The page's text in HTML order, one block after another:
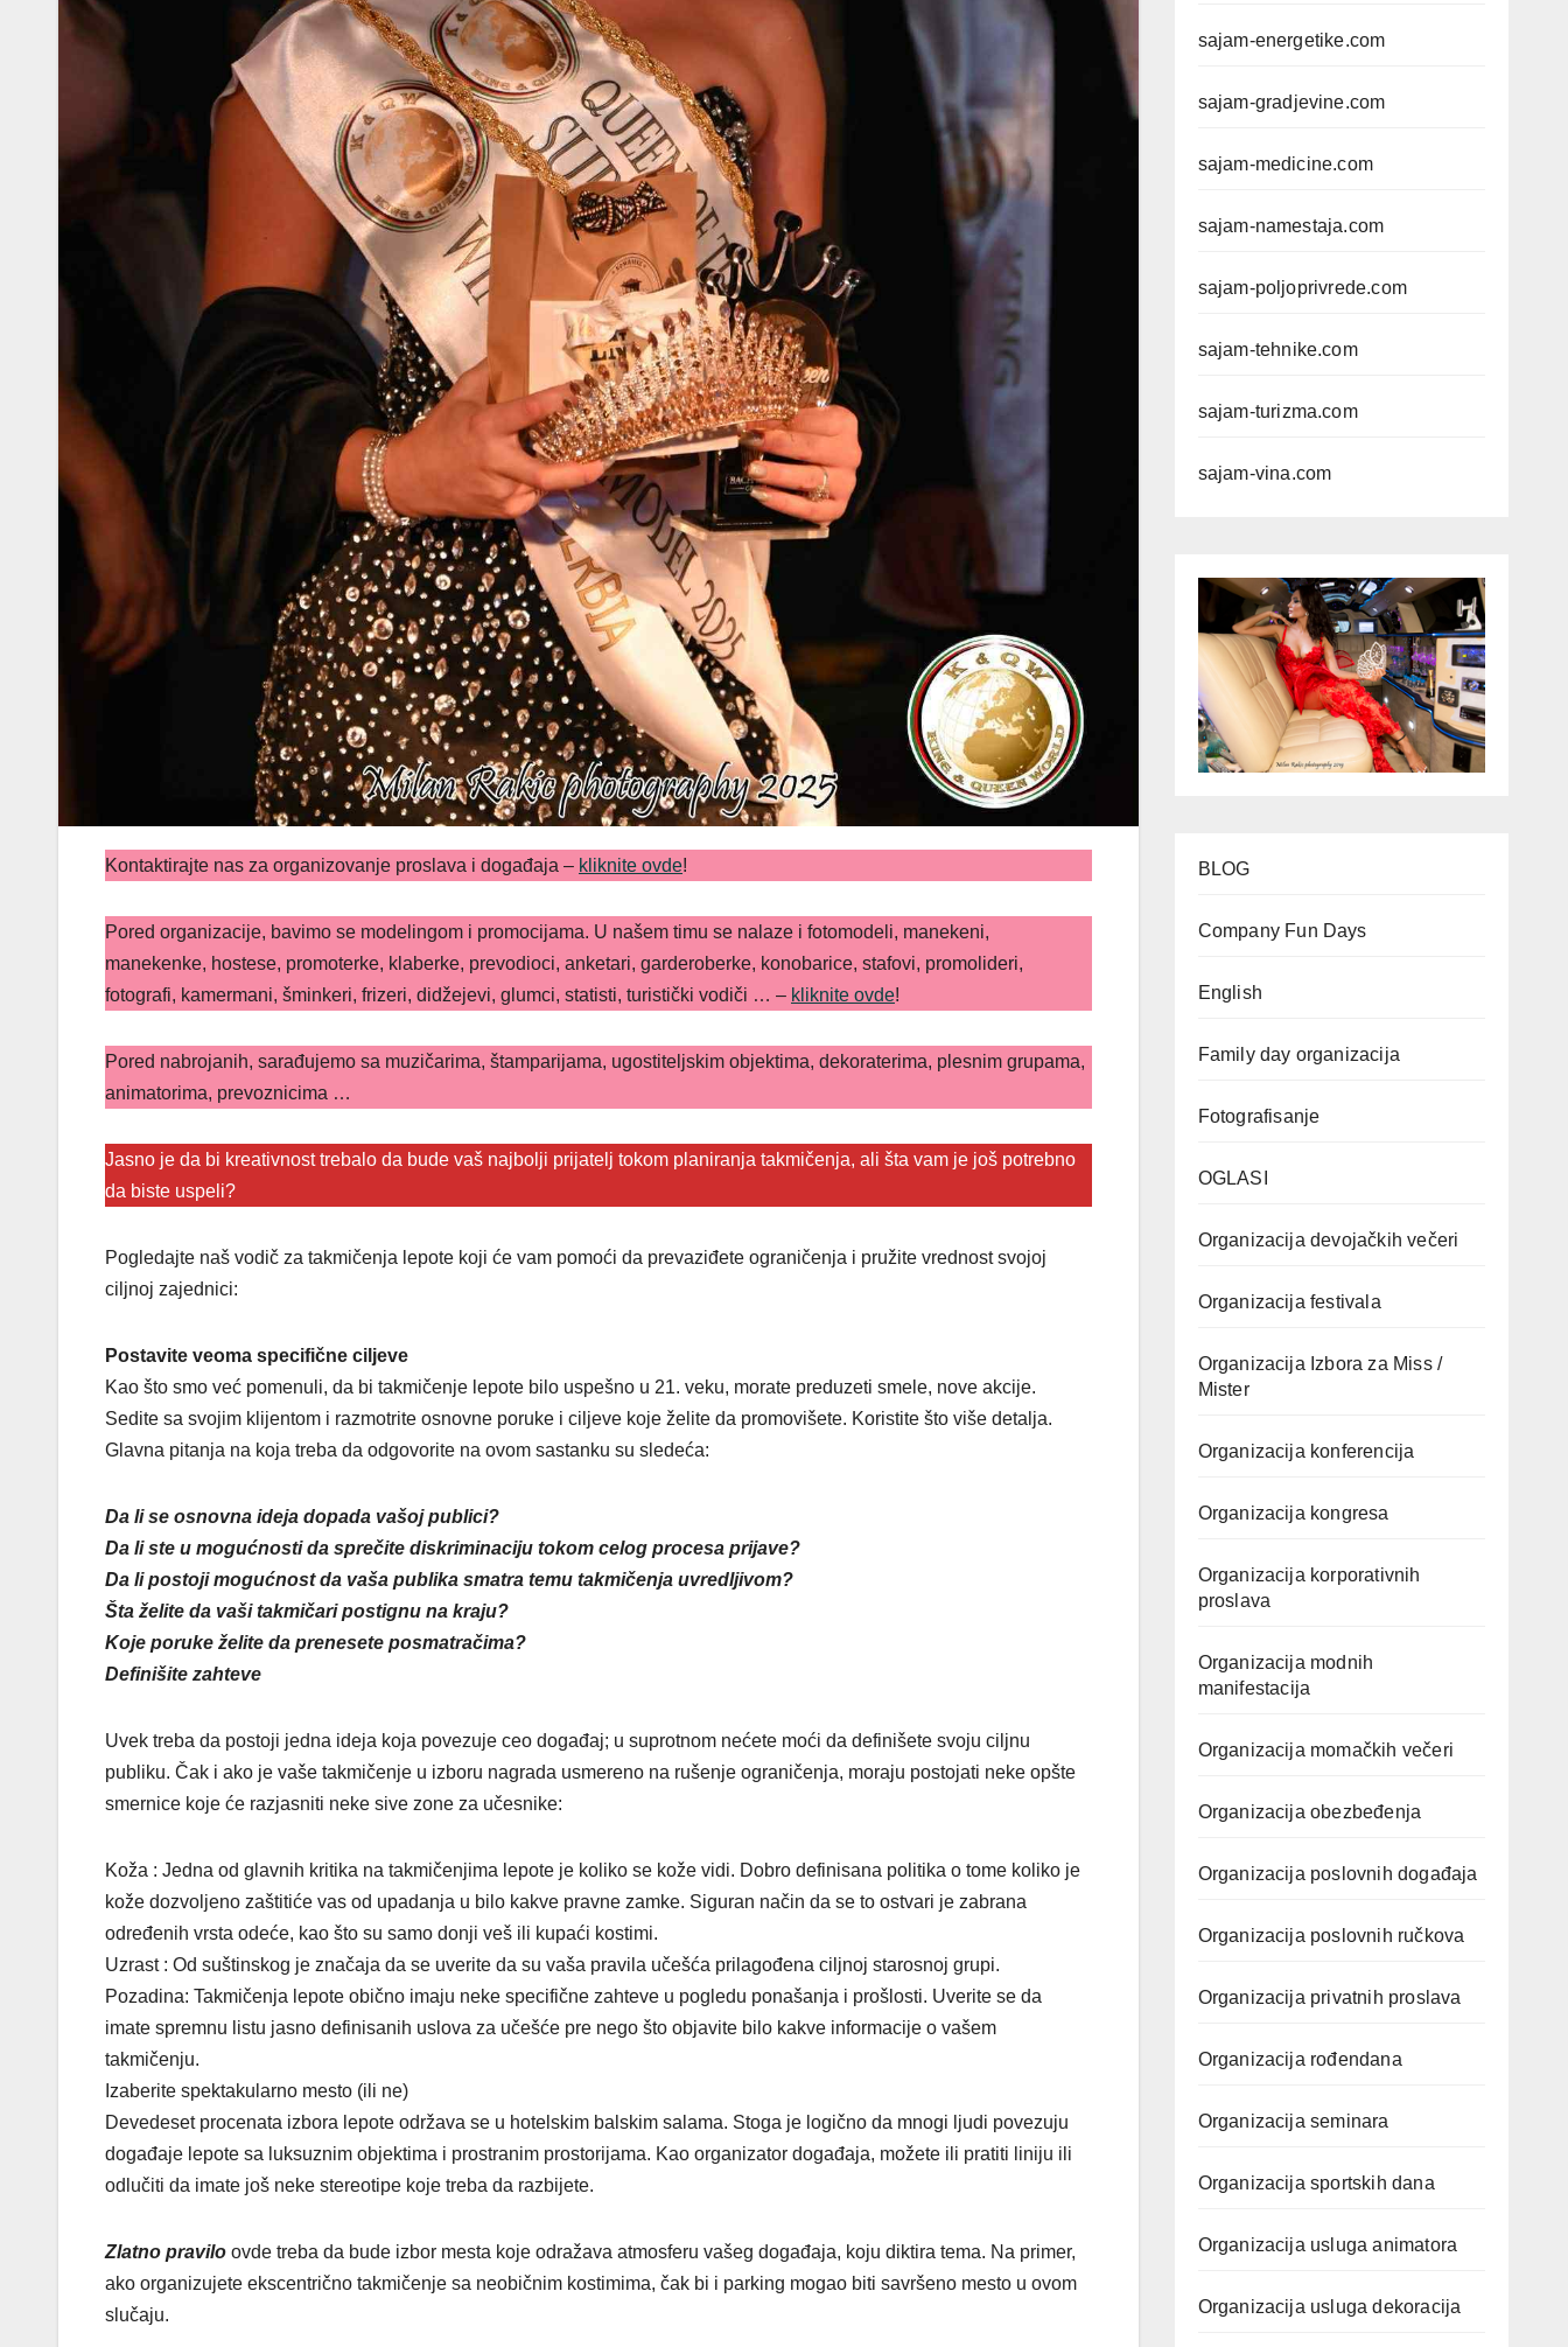
Kontaktirajte nas za organizovanje proslava i događaja – kliknite ovde!
Pored organizacije, bavimo se modelingom i promocijama. U našem timu se nalaze i fotomodeli, manekeni,
manekenke, hostese, promoterke, klaberke, prevodioci, anketari, garderoberke, konobarice, stafovi, promolideri,
fotografi, kamermani, šminkeri, frizeri, didžejevi, glumci, statisti, turistički vodiči … – kliknite ovde!
Pored nabrojanih, sarađujemo sa muzičarima, štamparijama, ugostiteljskim objektima, dekoraterima, plesnim grupama,
animatorima, prevoznicima …
Jasno je da bi kreativnost trebalo da bude vaš najbolji prijatelj tokom planiranja takmičenja, ali šta vam je još potrebno
da biste uspeli?
Pogledajte naš vodič za takmičenja lepote koji će vam pomoći da prevaziđete ograničenja i pružite vrednost svojoj
ciljnoj zajednici:
Postavite veoma specifične ciljeve
Kao što smo već pomenuli, da bi takmičenje lepote bilo uspešno u 21. veku, morate preduzeti smele, nove akcije.
Sedite sa svojim klijentom i razmotrite osnovne poruke i ciljeve koje želite da promovišete. Koristite što više detalja.
Glavna pitanja na koja treba da odgovorite na ovom sastanku su sledeća:
Da li se osnovna ideja dopada vašoj publici?
Da li ste u mogućnosti da sprečite diskriminaciju tokom celog procesa prijave?
Da li postoji mogućnost da vaša publika smatra temu takmičenja uvredljivom?
Šta želite da vaši takmičari postignu na kraju?
Koje poruke želite da prenesete posmatračima?
Definišite zahteve
Uvek treba da postoji jedna ideja koja povezuje ceo događaj; u suprotnom nećete moći da definišete svoju ciljnu
publiku. Čak i ako je vaše takmičenje u izboru nagrada usmereno na rušenje ograničenja, moraju postojati neke opšte
smernice koje će razjasniti neke sive zone za učesnike:
Koža : Jedna od glavnih kritika na takmičenjima lepote je koliko se kože vidi. Dobro definisana politika o tome koliko je
kože dozvoljeno zaštitiće vas od upadanja u bilo kakve pravne zamke. Siguran način da se to ostvari je zabrana
određenih vrsta odeće, kao što su samo donji veš ili kupaći kostimi.
Uzrast : Od suštinskog je značaja da se uverite da su vaša pravila učešća prilagođena ciljnoj starosnoj grupi.
Pozadina: Takmičenja lepote obično imaju neke specifične zahteve u pogledu ponašanja i prošlosti. Uverite se da
imate spremnu listu jasno definisanih uslova za učešće pre nego što objavite bilo kakve informacije o vašem
takmičenju.
Izaberite spektakularno mesto (ili ne)
Devedeset procenata izbora lepote održava se u hotelskim balskim salama. Stoga je logično da mnogi ljudi povezuju
događaje lepote sa luksuznim objektima i prostranim prostorijama. Kao organizator događaja, možete ili pratiti liniju ili
odlučiti da imate još neke stereotipe koje treba da razbijete.
Zlatno pravilo ovde treba da bude izbor mesta koje odražava atmosferu vašeg događaja, koju diktira tema. Na primer,
ako organizujete ekscentrično takmičenje sa neobičnim kostimima, čak bi i parking mogao biti savršeno mesto u ovom
slučaju.
sajam-energetike.com
sajam-gradjevine.com
sajam-medicine.com
sajam-namestaja.com
sajam-poljoprivrede.com
sajam-tehnike.com
sajam-turizma.com
sajam-vina.com
BLOG
Company Fun Days
English
Family day organizacija
Fotografisanje
OGLASI
Organizacija devojačkih večeri
Organizacija festivala
Organizacija Izbora za Miss /
Mister
Organizacija konferencija
Organizacija kongresa
Organizacija korporativnih
proslava
Organizacija modnih
manifestacija
Organizacija momačkih večeri
Organizacija obezbeđenja
Organizacija poslovnih događaja
Organizacija poslovnih ručkova
Organizacija privatnih proslava
Organizacija rođendana
Organizacija seminara
Organizacija sportskih dana
Organizacija usluga animatora
Organizacija usluga dekoracija